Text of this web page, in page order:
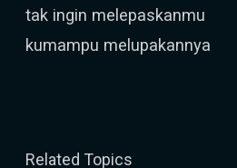
tak ingin melepaskanmu
kumampu melupakannya
Related Topics